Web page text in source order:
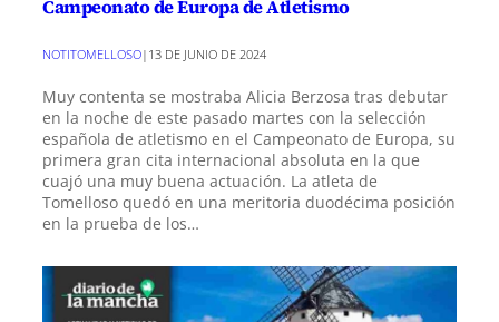
Campeonato de Europa de Atletismo
NOTITOMELLOSO| 13 DE JUNIO DE 2024
Muy contenta se mostraba Alicia Berzosa tras debutar
en la noche de este pasado martes con la selección
española de atletismo en el Campeonato de Europa, su
primera gran cita internacional absoluta en la que
cuajó una muy buena actuación. La atleta de
Tomelloso quedó en una meritoria duodécima posición
en la prueba de los…